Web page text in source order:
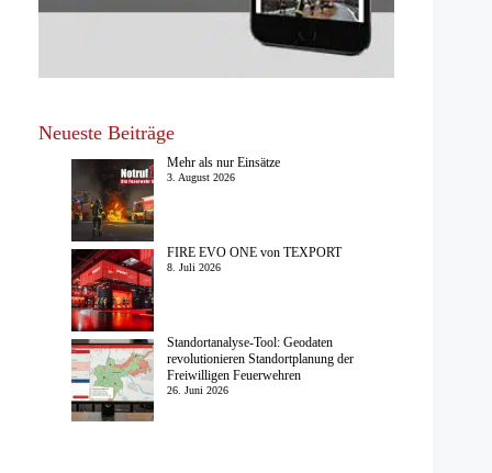
Neueste Beiträge
Mehr als nur Einsätze
3. August 2026
FIRE EVO ONE von TEXPORT
8. Juli 2026
Standortanalyse-Tool: Geodaten
revolutionieren Standortplanung der
Freiwilligen Feuerwehren
26. Juni 2026